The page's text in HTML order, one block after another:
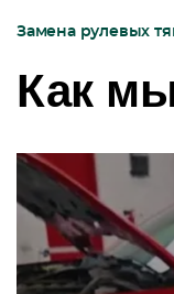
Замена рулевых
Как